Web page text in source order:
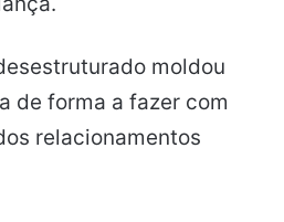
moldou
de forma a fazer com
relacionamentos